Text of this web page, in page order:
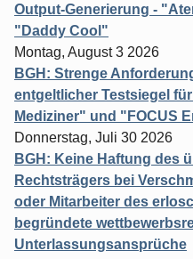
Output-Generierung -
"Daddy Cool"
Montag, August 3 2026
BGH: Strenge
entgeltlicher Testsiegel
Mediziner" und "FOCUS
Donnerstag, Juli 30 2026
BGH: Keine Haftung des
Rechtsträgers bei
oder Mitarbeiter des
begründete
Unterlassungsansprüche